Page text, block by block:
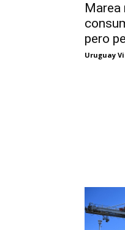
Marea
pero
Uruguay